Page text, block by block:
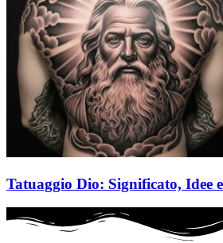
Tatuaggio Dio: Significato, Idee